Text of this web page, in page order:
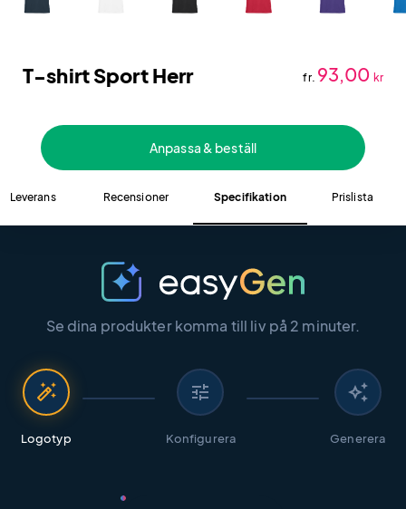
T-shirt Sport Herr fr. 93,00 kr
Anpassa & beställ
Leverans Recensioner Specifikation Prislista
Se dina produkter komma till liv på 2 minuter.
auto_fix_high
Logotyp
tune
Konfigurera
auto_awesome
Generera